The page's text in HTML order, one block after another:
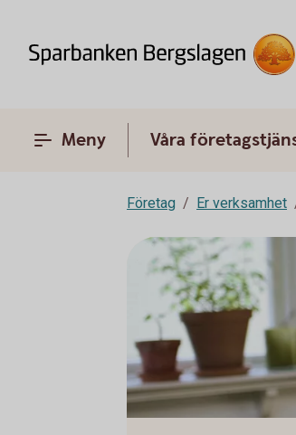
Meny Våra
Företag Er verksamhet